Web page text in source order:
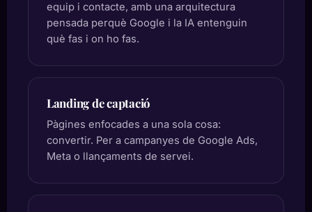
equip i contacte, amb una arquitectura
pensada perquè Google i la IA entenguin
què fas i on ho fas.
Landing de captació
Pàgines enfocades a una sola cosa:
convertir. Per a campanyes de Google Ads,
Meta o llançaments de servei.